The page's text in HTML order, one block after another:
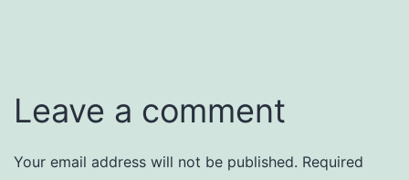
Leave a comment
Your email address will not be published. Required